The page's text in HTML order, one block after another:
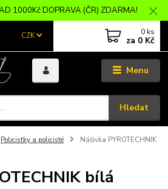
1000Kč DOPRAVA (ČR) ZDARMA!
Menu
CZK
Hledat
0 ks
za 0 Kč
Policistky a policisté
Nášivka PYROTECHNIK
bílá